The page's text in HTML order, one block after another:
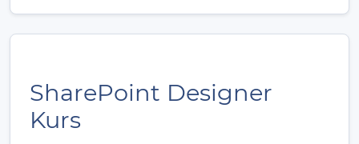
SharePoint Designer
Kurs